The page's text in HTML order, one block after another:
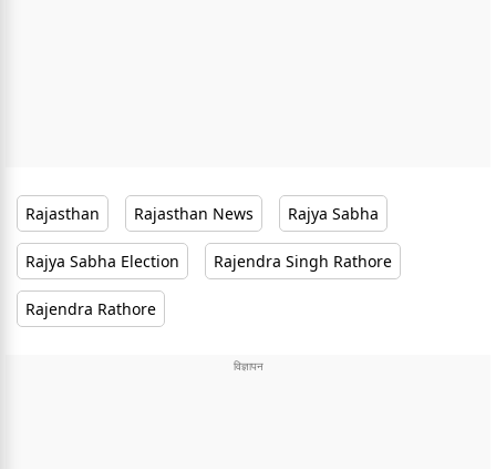
Rajasthan Rajasthan News Rajya Sabha
Rajya Sabha Election Rajendra Singh Rathore
Rajendra Rathore